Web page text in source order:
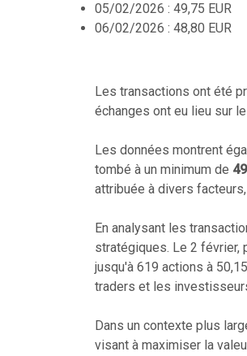
05/02/2026 : 49,75 EUR
06/02/2026 : 48,80 EUR
Les transactions ont été
échanges ont eu lieu sur
Les données montrent
tombé à un minimum de
attribuée à divers
En analysant les
stratégiques. Le 2 février,
jusqu'à 619 actions à
traders et les
Dans un contexte plus
visant à maximiser la